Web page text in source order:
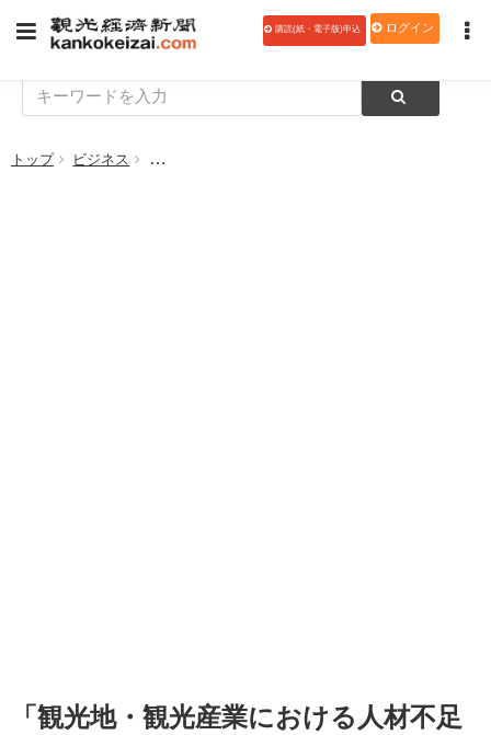
購読(紙・電子版)申込 ログイン
トップ ビジネス 「観光地・観光産業における人材不足対策事業」の
「観光地・観光産業における人材不足